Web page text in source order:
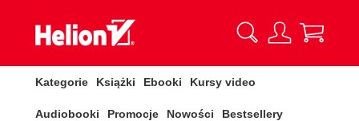
Kategorie Książki Ebooki Kursy video
Audiobooki Promocje Nowości Bestsellery